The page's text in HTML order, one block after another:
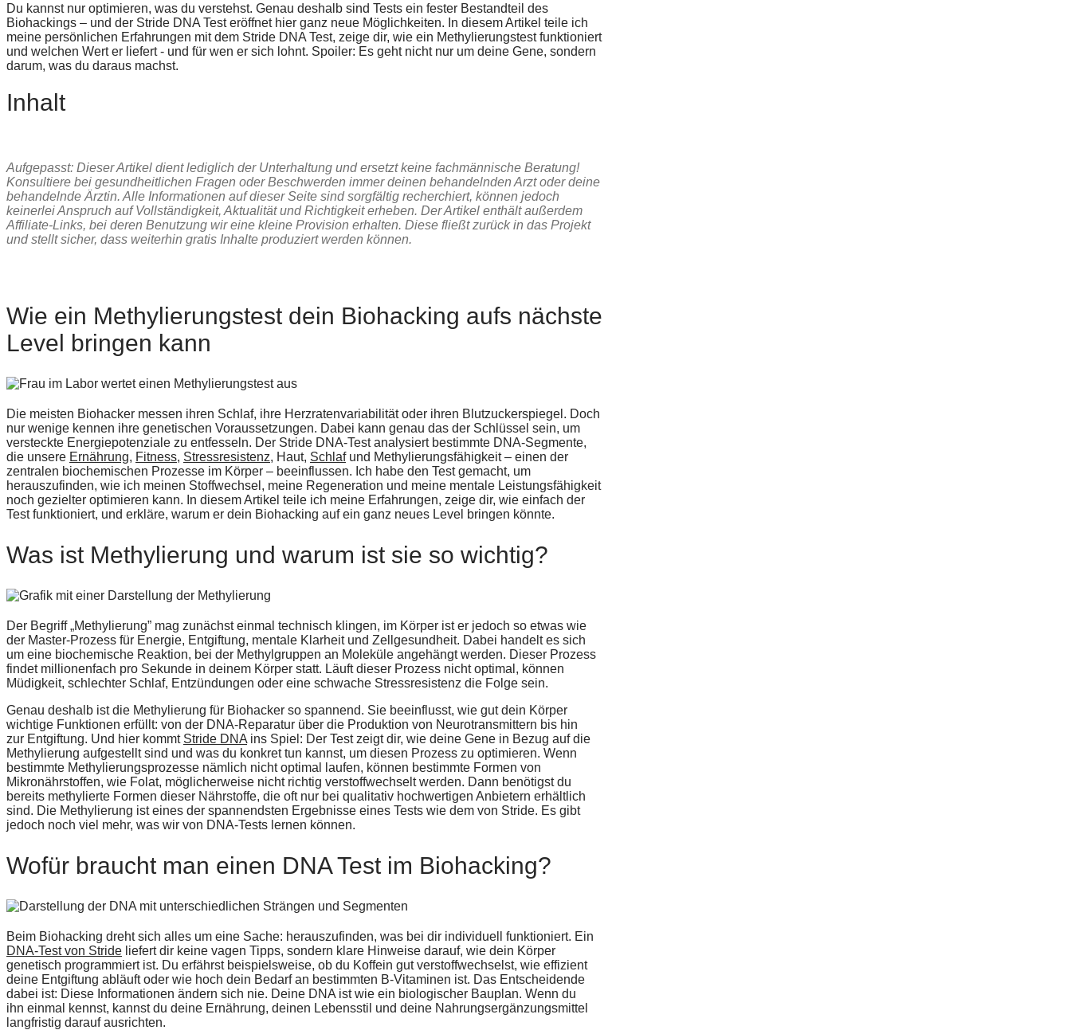
Du kannst nur optimieren, was du verstehst. Genau deshalb sind Tests ein fester Bestandteil des
Biohackings – und der Stride DNA Test eröffnet hier ganz neue Möglichkeiten. In diesem Artikel teile ich
meine persönlichen Erfahrungen mit dem Stride DNA Test, zeige dir, wie ein Methylierungstest funktioniert
und welchen Wert er liefert - und für wen er sich lohnt. Spoiler: Es geht nicht nur um deine Gene, sondern
darum, was du daraus machst.
Inhalt
Aufgepasst: Dieser Artikel dient lediglich der Unterhaltung und ersetzt keine fachmännische Beratung!
Konsultiere bei gesundheitlichen Fragen oder Beschwerden immer deinen behandelnden Arzt oder deine
behandelnde Ärztin. Alle Informationen auf dieser Seite sind sorgfältig recherchiert, können jedoch
keinerlei Anspruch auf Vollständigkeit, Aktualität und Richtigkeit erheben. Der Artikel enthält außerdem
Affiliate-Links, bei deren Benutzung wir eine kleine Provision erhalten. Diese fließt zurück in das Projekt
und stellt sicher, dass weiterhin gratis Inhalte produziert werden können.
Wie ein Methylierungstest dein Biohacking aufs nächste
Level bringen kann
Die meisten Biohacker messen ihren Schlaf, ihre Herzratenvariabilität oder ihren Blutzuckerspiegel. Doch
nur wenige kennen ihre genetischen Voraussetzungen. Dabei kann genau das der Schlüssel sein, um
versteckte Energiepotenziale zu entfesseln. Der Stride DNA-Test analysiert bestimmte DNA-Segmente,
die unsere Ernährung, Fitness, Stressresistenz, Haut, Schlafund Methylierungsfähigkeit – einen der
zentralen biochemischen Prozesse im Körper – beeinflussen. Ich habe den Test gemacht, um
herauszufinden, wie ich meinen Stoffwechsel, meine Regeneration und meine mentale Leistungsfähigkeit
noch gezielter optimieren kann. In diesem Artikel teile ich meine Erfahrungen, zeige dir, wie einfach der
Test funktioniert, und erkläre, warum er dein Biohacking auf ein ganz neues Level bringen könnte.
Was ist Methylierung und warum ist sie so wichtig?
Der Begriff „Methylierung” mag zunächst einmal technisch klingen, im Körper ist er jedoch so etwas wie
der Master-Prozess für Energie, Entgiftung, mentale Klarheit und Zellgesundheit. Dabei handelt es sich
um eine biochemische Reaktion, bei der Methylgruppen an Moleküle angehängt werden. Dieser Prozess
findet millionenfach pro Sekunde in deinem Körper statt. Läuft dieser Prozess nicht optimal, können
Müdigkeit, schlechter Schlaf, Entzündungen oder eine schwache Stressresistenz die Folge sein.
Genau deshalb ist die Methylierung für Biohacker so spannend. Sie beeinflusst, wie gut dein Körper
wichtige Funktionen erfüllt: von der DNA-Reparatur über die Produktion von Neurotransmittern bis hin
zur Entgiftung. Und hier kommt Stride DNA ins Spiel: Der Test zeigt dir, wie deine Gene in Bezug auf die
Methylierung aufgestellt sind und was du konkret tun kannst, um diesen Prozess zu optimieren. Wenn
bestimmte Methylierungsprozesse nämlich nicht optimal laufen, können bestimmte Formen von
Mikronährstoffen, wie Folat, möglicherweise nicht richtig verstoffwechselt werden. Dann benötigst du
bereits methylierte Formen dieser Nährstoffe, die oft nur bei qualitativ hochwertigen Anbietern erhältlich
sind. Die Methylierung ist eines der spannendsten Ergebnisse eines Tests wie dem von Stride. Es gibt
jedoch noch viel mehr, was wir von DNA-Tests lernen können.
Wofür braucht man einen DNA Test im Biohacking?
Beim Biohacking dreht sich alles um eine Sache: herauszufinden, was bei dir individuell funktioniert. Ein
DNA-Test von Stride liefert dir keine vagen Tipps, sondern klare Hinweise darauf, wie dein Körper
genetisch programmiert ist. Du erfährst beispielsweise, ob du Koffein gut verstoffwechselst, wie effizient
deine Entgiftung abläuft oder wie hoch dein Bedarf an bestimmten B-Vitaminen ist. Das Entscheidende
dabei ist: Diese Informationen ändern sich nie. Deine DNA ist wie ein biologischer Bauplan. Wenn du
ihn einmal kennst, kannst du deine Ernährung, deinen Lebensstil und deine Nahrungsergänzungsmittel
langfristig darauf ausrichten.